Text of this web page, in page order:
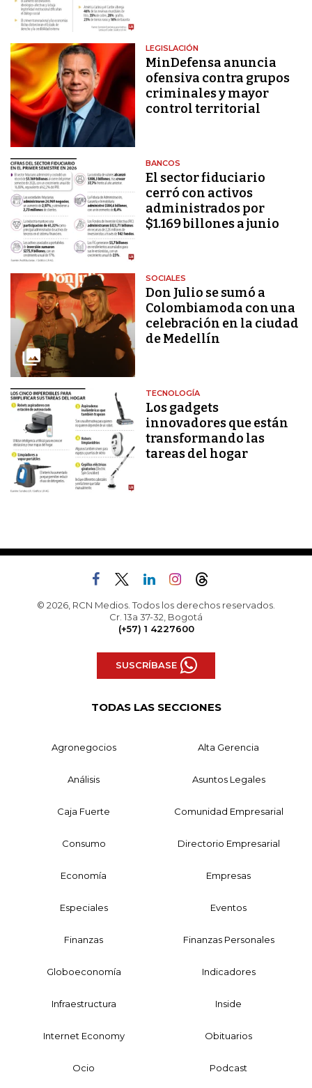
LEGISLACIÓN
MinDefensa anuncia
ofensiva contra grupos
criminales y mayor
control territorial
BANCOS
El sector fiduciario
cerró con activos
administrados por
$1.169 billones a junio
SOCIALES
Don Julio se sumó a
Colombiamoda con una
celebración en la ciudad
de Medellín
TECNOLOGÍA
Los gadgets
innovadores que están
transformando las
tareas del hogar
© 2026, RCN Medios. Todos los derechos reservados.
Cr. 13a 37-32, Bogotá
(+57) 1 4227600
SUSCRÍBASE
TODAS LAS SECCIONES
Agronegocios Alta Gerencia
Análisis Asuntos Legales
Caja Fuerte Comunidad Empresarial
Consumo Directorio Empresarial
Economía Empresas
Especiales Eventos
Finanzas Finanzas Personales
Globoeconomía Indicadores
Infraestructura Inside
Internet Economy Obituarios
Ocio Podcast